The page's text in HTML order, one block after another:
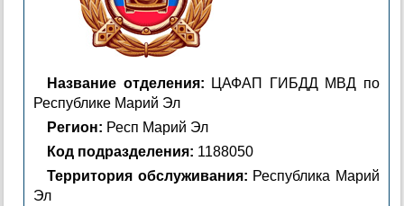
Название отделения: ЦАФАП ГИБДД МВД по
Республике Марий Эл
Регион: Респ Марий Эл
Код подразделения: 1188050
Территория обслуживания: Республика Марий
Эл